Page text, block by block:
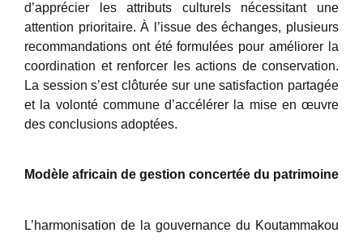
d’apprécier les attributs culturels nécessitant une
attention prioritaire. À l’issue des échanges, plusieurs
recommandations ont été formulées pour améliorer la
coordination et renforcer les actions de conservation.
La session s’est clôturée sur une satisfaction partagée
et la volonté commune d’accélérer la mise en œuvre
des conclusions adoptées.
Modèle africain de gestion concertée du patrimoine
L’harmonisation de la gouvernance du Koutammakou